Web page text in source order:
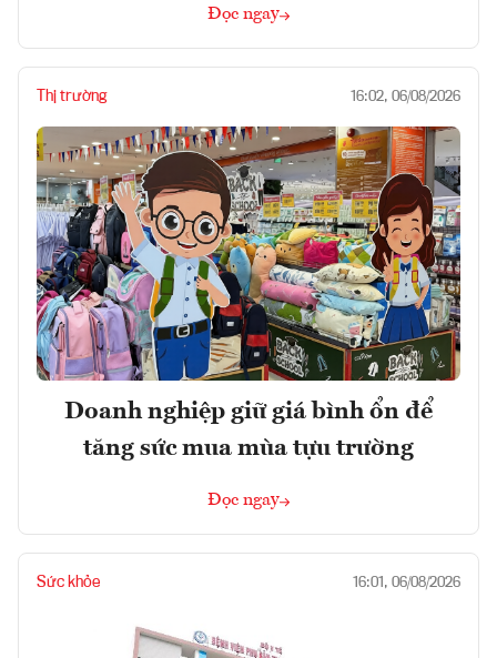
Đọc ngay
Thị trường 16:02, 06/08/2026
Doanh nghiệp giữ giá bình ổn để
tăng sức mua mùa tựu trường
Đọc ngay
Sức khỏe 16:01, 06/08/2026